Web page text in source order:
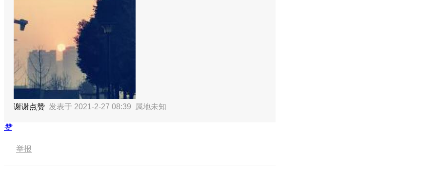
谢谢点赞 发表于 2021-2-27 08:39 属地未知
赞
举报